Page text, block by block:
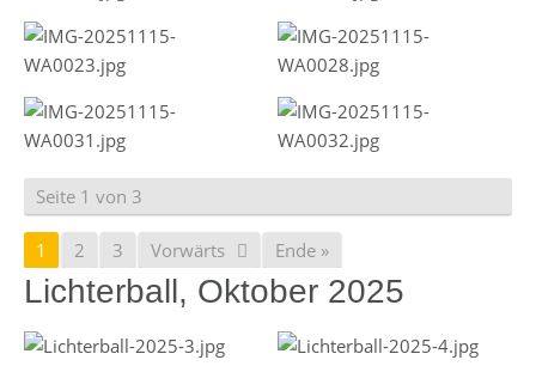
Seite 1 von 3
1 2 3 Vorwärts Ende »
Lichterball, Oktober 2025